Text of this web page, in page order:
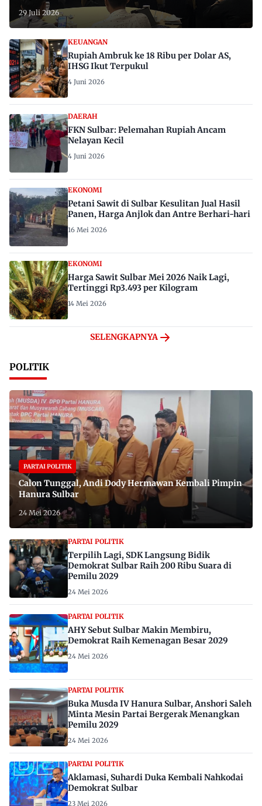
29 Juli 2026
KEUANGAN
Rupiah Ambruk ke 18 Ribu per Dolar AS,
IHSG Ikut Terpukul
4 Juni 2026
DAERAH
FKN Sulbar: Pelemahan Rupiah Ancam
Nelayan Kecil
4 Juni 2026
EKONOMI
Petani Sawit di Sulbar Kesulitan Jual Hasil
Panen, Harga Anjlok dan Antre Berhari-hari
16 Mei 2026
EKONOMI
Harga Sawit Sulbar Mei 2026 Naik Lagi,
Tertinggi Rp3.493 per Kilogram
14 Mei 2026
SELENGKAPNYA
POLITIK
PARTAI POLITIK
Calon Tunggal, Andi Dody Hermawan Kembali Pimpin
Hanura Sulbar
24 Mei 2026
PARTAI POLITIK
Terpilih Lagi, SDK Langsung Bidik
Demokrat Sulbar Raih 200 Ribu Suara di
Pemilu 2029
24 Mei 2026
PARTAI POLITIK
AHY Sebut Sulbar Makin Membiru,
Demokrat Raih Kemenagan Besar 2029
24 Mei 2026
PARTAI POLITIK
Buka Musda IV Hanura Sulbar, Anshori Saleh
Minta Mesin Partai Bergerak Menangkan
Pemilu 2029
24 Mei 2026
PARTAI POLITIK
Aklamasi, Suhardi Duka Kembali Nahkodai
Demokrat Sulbar
23 Mei 2026